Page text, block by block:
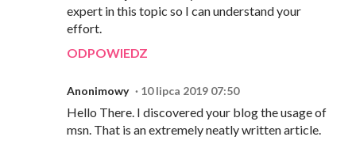
expert in this topic so I can understand your
effort.
ODPOWIEDZ
Anonimowy 10 lipca 2019 07:50
Hello There. I discovered your blog the usage of
msn. That is an extremely neatly written article.